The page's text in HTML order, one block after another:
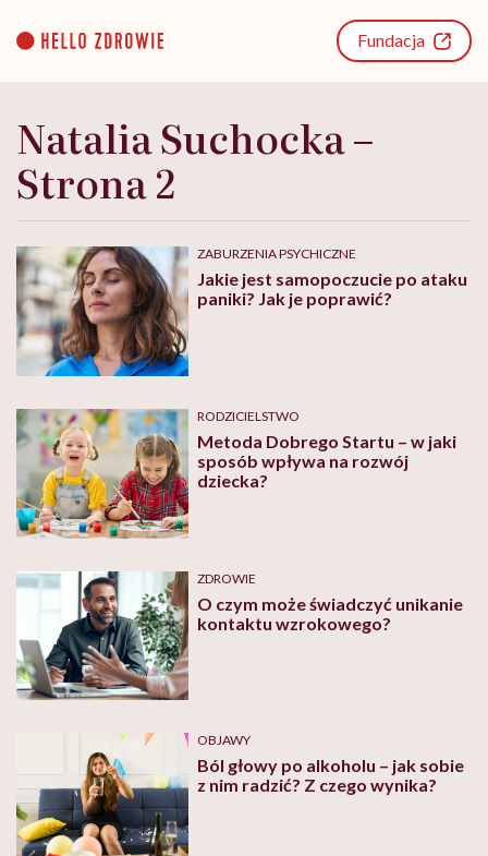
content
Fundacja
Natalia Suchocka –
Strona 2
ZABURZENIA PSYCHICZNE
Jakie jest samopoczucie po ataku
paniki? Jak je poprawić?
RODZICIELSTWO
Metoda Dobrego Startu – w jaki
sposób wpływa na rozwój
dziecka?
ZDROWIE
O czym może świadczyć unikanie
kontaktu wzrokowego?
OBJAWY
Ból głowy po alkoholu – jak sobie
z nim radzić? Z czego wynika?